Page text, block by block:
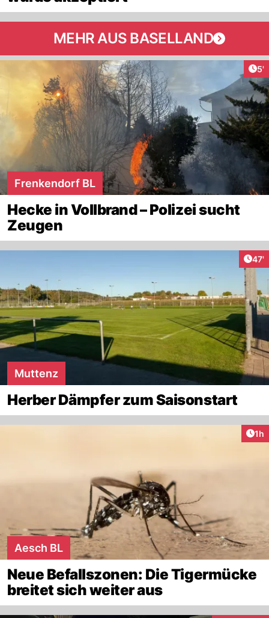
MEHR AUS BASELLAND
5'
Frenkendorf BL
Hecke in Vollbrand – Polizei sucht
Zeugen
47'
Muttenz
Herber Dämpfer zum Saisonstart
1h
Aesch BL
Neue Befallszonen: Die Tigermücke
breitet sich weiter aus